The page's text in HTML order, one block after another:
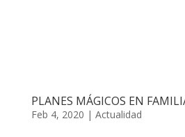
PLANES MÁGICOS EN
Feb 4, 2020 | Actualidad